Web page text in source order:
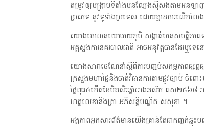
តម្រូវឲ្យបង្រ្កាបទីតាំងបនល្បែងស៊ីសងតាមអនឡា
ប្រភេទ នូវទូទាំងប្រទេស ដោយគ្មានការលើកលែ
យោងគោលនយោបាយភូមិ សង្កាត់មានសមត្ថិភាព
អគ្គស្នងការនគរបាលជាតិ អាចអនុវត្តបានដែរឬទេ
យោងសារាចេណែនាំស្តីពីការបញ្ជប់សកម្មភាព
ក្រសួងមហាផ្ទៃនិងចាត់វិធានការតាមផ្លូវច្បាប់ ចំ
ថ្ងៃពុធ៤កើតខែមិគសិរឆ្នាំរោងឆស័ក ពស២៥៦៨ រាជ
ហត្ថលេខានិងត្រា អភិសន្តិបណ្ឌិត សសុខា ។
អង្គភាពអ្នកសារព័ត៌មានយើងគ្រាន់តែជាកញ្ចក់ឆ្លុះ